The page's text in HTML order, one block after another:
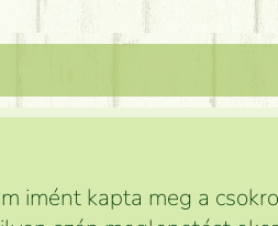
imént kapta meg a